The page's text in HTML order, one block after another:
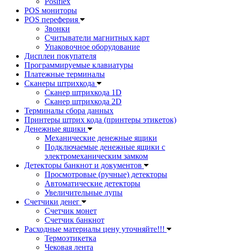
POS мониторы
POS переферия
Звонки
Считыватели магнитных карт
Упаковочное оборудование
Дисплеи покупателя
Программируемые клавиатуры
Платежные терминалы
Сканеры штрихкода
Сканер штрихкода 1D
Сканер штрихкода 2D
Терминалы сбора данных
Принтеры штрих кода (принтеры этикеток)
Денежные ящики
Механические денежные ящики
Подключаемые денежные ящики с
электромеханическим замком
Детекторы банкнот и документов
Просмотровые (ручные) детекторы
Автоматические детекторы
Увеличительные лупы
Счетчики денег
Счетчик монет
Счетчик банкнот
Расходные материалы цену уточняйте!!!
Термоэтикетка
Чековая лента